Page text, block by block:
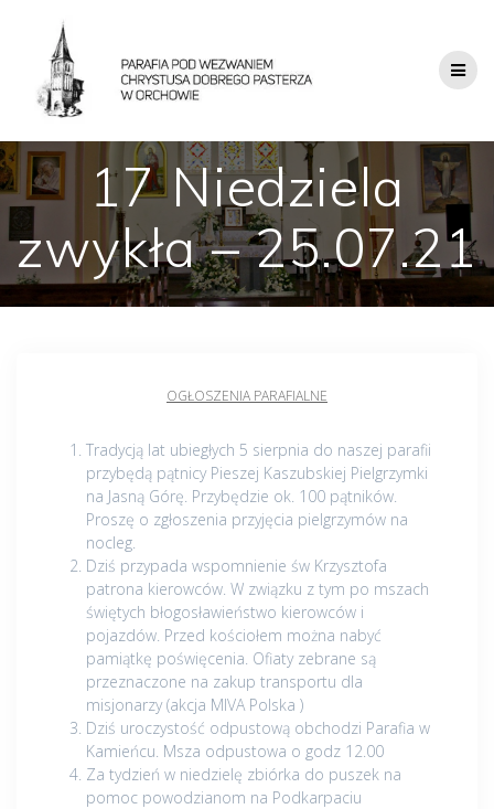
17 Niedziela
zwykła – 25.07.21
OGŁOSZENIA PARAFIALNE
Tradycją lat ubiegłych 5 sierpnia do naszej parafii
przybędą pątnicy Pieszej Kaszubskiej Pielgrzymki
na Jasną Górę. Przybędzie ok. 100 pątników.
Proszę o zgłoszenia przyjęcia pielgrzymów na
nocleg.
Dziś przypada wspomnienie św Krzysztofa
patrona kierowców. W związku z tym po mszach
świętych błogosławieństwo kierowców i
pojazdów. Przed kościołem można nabyć
pamiątkę poświęcenia. Ofiaty zebrane są
przeznaczone na zakup transportu dla
misjonarzy (akcja MIVA Polska )
Dziś uroczystość odpustową obchodzi Parafia w
Kamieńcu. Msza odpustowa o godz 12.00
Za tydzień w niedzielę zbiórka do puszek na
pomoc powodzianom na Podkarpaciu